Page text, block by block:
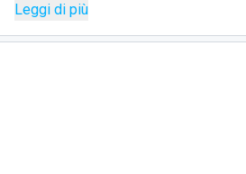
windsurf, surf, sup, canoe e pedalò.
rinomati della costa, permette di
Leggi di più